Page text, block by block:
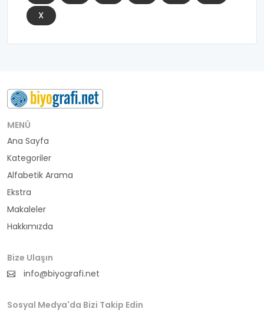
X
MENÜ
Ana Sayfa
Kategoriler
Alfabetik Arama
Ekstra
Makaleler
Hakkımızda
Bize Ulaşın
info@biyografi.net
Sosyal Medya'da Bizi Takip Edin